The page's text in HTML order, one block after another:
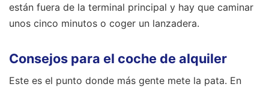
están fuera de la terminal principal y hay que caminar
unos cinco minutos o coger un lanzadera.
Consejos para el coche de alquiler
Este es el punto donde más gente mete la pata. En